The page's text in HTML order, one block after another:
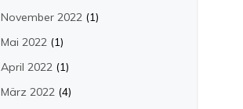
November 2022(1)
Mai 2022(1)
April 2022(1)
März 2022(4)